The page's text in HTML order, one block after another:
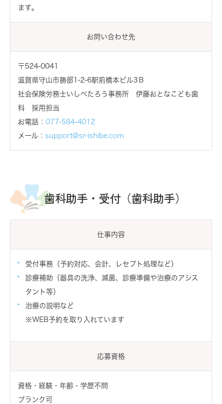
ます。
お問い合わせ先
〒524-0041
滋賀県守山市勝部1-2-6駅前橋本ビル3Ｂ
社会保険労務士いしべたろう事務所 伊藤おとなこども歯
科 採用担当
お電話： 077-584-4012
メール： support@sr-ishibe.com
歯科助手・受付（歯科助手）
仕事内容
受付事務（予約対応、会計、レセプト処理など）
診療補助（器具の洗浄、滅菌、診療準備や治療のアシス
タント等）
治療の説明など
※WEB予約を取り入れています
応募資格
資格・経験・年齢・学歴不問
ブランク可